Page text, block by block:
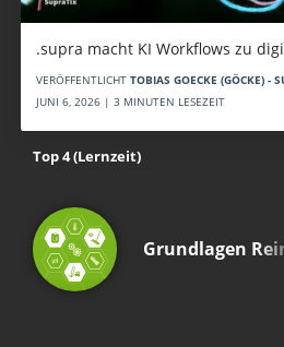
.supra macht KI Workflows zu
VERÖFFENTLICHT TOBIAS GOECKE (GÖCKE) -
JUNI 6, 2026 | 3 MINUTEN LESEZEIT
Top 4 (Lernzeit)
Grundlagen